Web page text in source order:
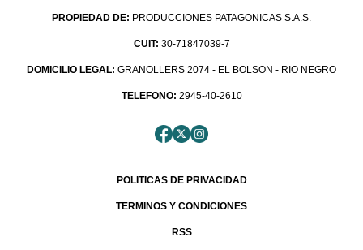
PROPIEDAD DE: PRODUCCIONES PATAGONICAS S.A.S.
CUIT: 30-71847039-7
DOMICILIO LEGAL: GRANOLLERS 2074 - EL BOLSON - RIO NEGRO
TELEFONO: 2945-40-2610
POLITICAS DE PRIVACIDAD
TERMINOS Y CONDICIONES
RSS